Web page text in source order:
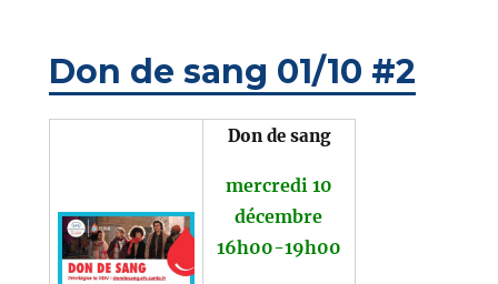
Don de sang 01/10 #2
Don de sang
mercredi 10
décembre
16h00-19h00